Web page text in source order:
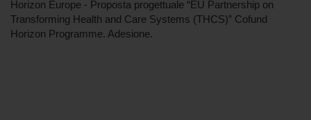
Horizon Europe - Proposta progettuale “EU Partnership on
Transforming Health and Care Systems (THCS)” Cofund
Horizon Programme. Adesione.